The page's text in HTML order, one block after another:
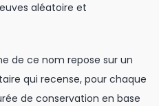
aléatoire et
de ce nom repose sur un
qui recense, pour chaque
de conservation en base